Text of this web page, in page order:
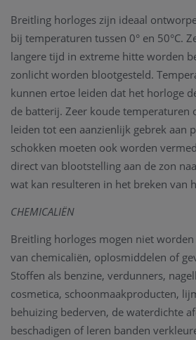
Breitling horloges zijn ideaal
bij temperaturen tussen 0° en 50°C.
langere tijd in extreme hitte worden
zonlicht worden blootgesteld.
kunnen ertoe leiden dat het horloge
de batterij. Zeer koude temperaturen
leiden tot een aanzienlijk gebrek aan
schokken moeten ook worden
direct van blootstelling aan de zon
wat kan resulteren in het breken van
CHEMICALIËN
Breitling horloges mogen niet
van chemicaliën, oplosmiddelen of
Stoffen als benzine, verdunners,
cosmetica, schoonmaakproducten,
behuizing bederven, de waterdichte
beschadigen of leren banden